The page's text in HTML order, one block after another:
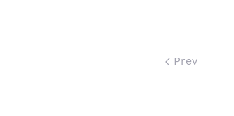
Prev